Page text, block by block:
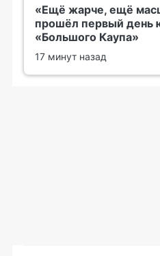
«Ещё жарче, ещё
прошёл первый день
«Большого Каупа»
17 минут назад